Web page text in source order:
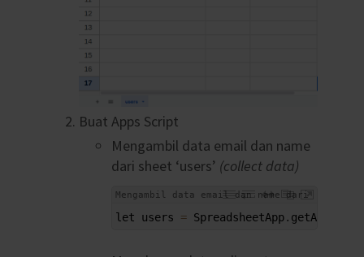
Buat Apps Script
Mengambil data email dan name
dari sheet ‘users’ (collect data)
Mengambil data email dan name dari
sheet 'users'
let users = SpreadsheetApp. getActive